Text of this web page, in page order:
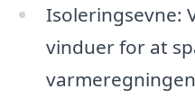
Isoleringsevne:
vinduer for at